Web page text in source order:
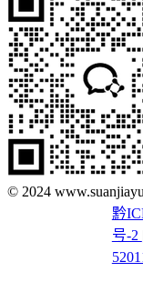
© 2024
黔
号-2